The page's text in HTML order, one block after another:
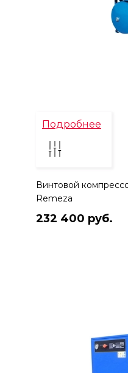
Подробнее
Винтовой
Remeza
232 400 руб.